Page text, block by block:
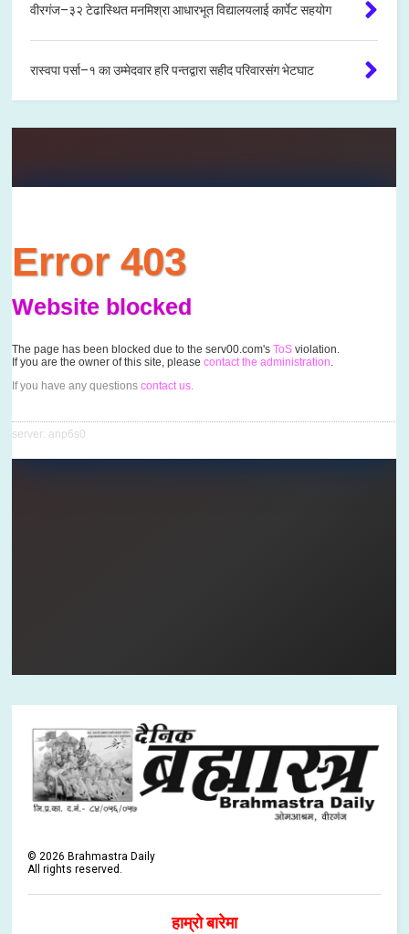
वीरगंज–३२ टेढास्थित मनमिश्रा आधारभूत विद्यालयलाई कार्पेट सहयोग
रास्वपा पर्सा–१ का उम्मेदवार हरि पन्तद्वारा सहीद परिवारसंग भेटघाट
© 2026 Brahmastra Daily
All rights reserved.
हाम्रो बारेमा